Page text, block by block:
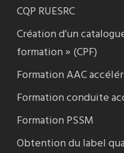
CQP RUESRC
Création d’un
formation » (CPF)
Formation AAC
Formation conduite
Formation PSSM
Obtention du label